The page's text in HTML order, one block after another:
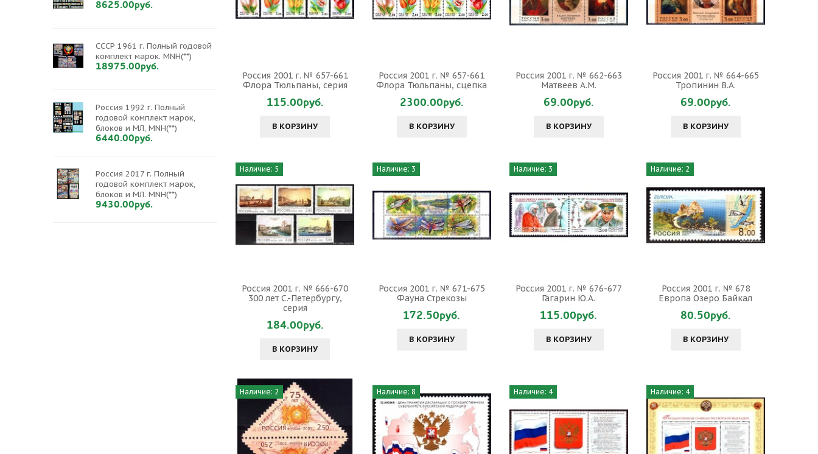
Россия 2001 г. № 657-661
Флора Тюльпаны, серия
115.00руб.
В КОРЗИНУ
Россия 2001 г. № 657-661
Флора Тюльпаны, сцепка
2300.00руб.
В КОРЗИНУ
Россия 2001 г. № 662-663
Матвеев А.М.
69.00руб.
В КОРЗИНУ
Россия 2001 г. № 664-665
Тропинин В.А.
69.00руб.
В КОРЗИНУ
Наличие: 5
Россия 2001 г. № 666-670
300 лет С.-Петербургу,
серия
184.00руб.
В КОРЗИНУ
Наличие: 3
Россия 2001 г. № 671-675
Фауна Стрекозы
172.50руб.
В КОРЗИНУ
Наличие: 3
Россия 2001 г. № 676-677
Гагарин Ю.А.
115.00руб.
В КОРЗИНУ
Наличие: 2
Россия 2001 г. № 678
Европа Озеро Байкал
80.50руб.
В КОРЗИНУ
Наличие: 2 Наличие: 8 Наличие: 4 Наличие: 4
8625.00руб.
СССР 1961 г. Полный годовой
комплект марок. MNH(**)
18975.00руб.
Россия 1992 г. Полный
годовой комплект марок,
блоков и МЛ, MNH(**)
6440.00руб.
Россия 2017 г. Полный
годовой комплект марок,
блоков и МЛ. MNH(**)
9430.00руб.